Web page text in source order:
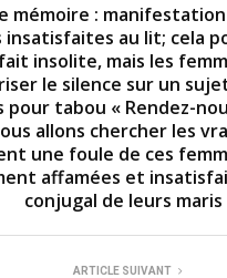
mémoire :
insatisfaites au lit; cela
insolite, mais les
le silence sur un
pour tabou « Rendez-
allons chercher les
une foule de ces
affamées et
conjugal de leurs maris
ARTICLE SUIVANT